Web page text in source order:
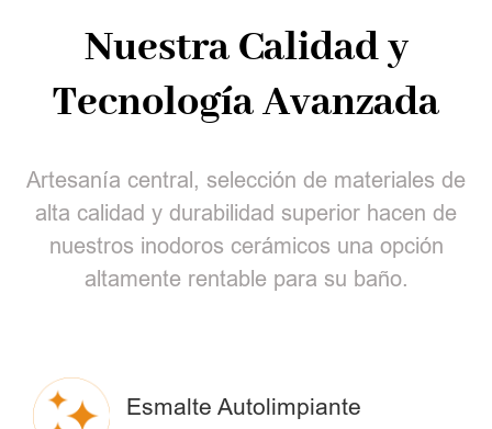
Nuestra Calidad y
Tecnología Avanzada
Artesanía central, selección de materiales de
alta calidad y durabilidad superior hacen de
nuestros inodoros cerámicos una opción
altamente rentable para su baño.
Esmalte Autolimpiante